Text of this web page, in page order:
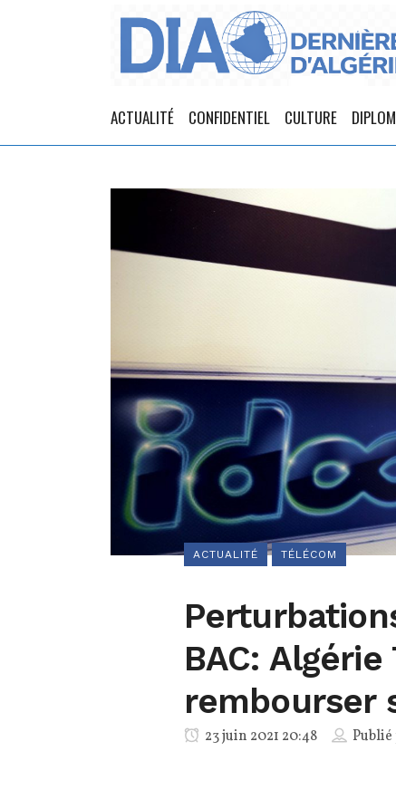
ACTUALITÉ CONFIDENTIEL CULTURE
ACTUALITÉ TÉLÉCOM
BAC:
rembourser
23 juin 2021 20:48